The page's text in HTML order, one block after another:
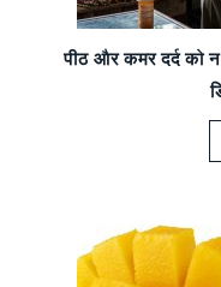
पीठ और कमर दर्द को